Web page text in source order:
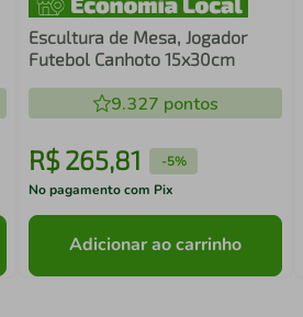
Escultura de Mesa, Jogador
Futebol Canhoto 15x30cm
9.327 pontos
R$ 265,81 -5%
No pagamento com Pix
Adicionar ao carrinho